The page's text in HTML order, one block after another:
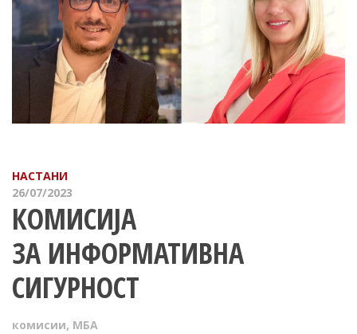
НАСТАНИ
26/07/2023
КОМИСИЈА
ЗА ИНФОРМАТИВНА
СИГУРНОСТ
комисии, МБА